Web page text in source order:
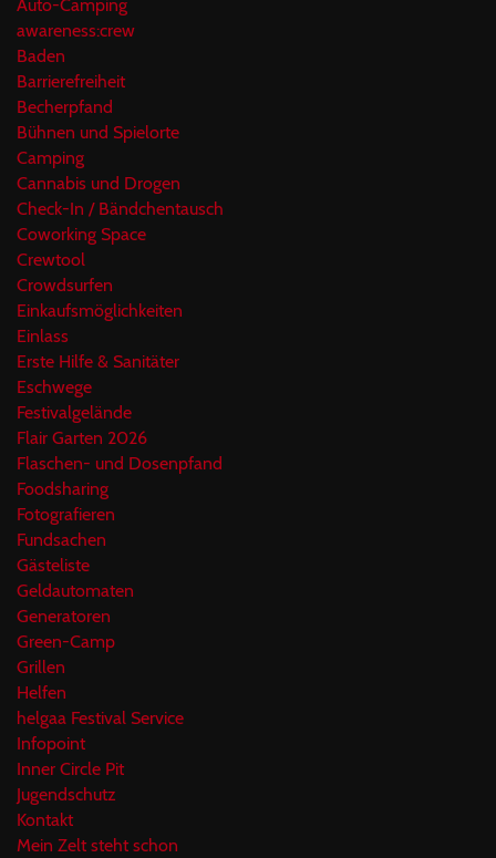
Auto-Camping
awareness:crew
Baden
Barrierefreiheit
Becherpfand
Bühnen und Spielorte
Camping
Cannabis und Drogen
Check-In / Bändchentausch
Coworking Space
Crewtool
Crowdsurfen
Einkaufsmöglichkeiten
Einlass
Erste Hilfe & Sanitäter
Eschwege
Festivalgelände
Flair Garten 2026
Flaschen- und Dosenpfand
Foodsharing
Fotografieren
Fundsachen
Gästeliste
Geldautomaten
Generatoren
Green-Camp
Grillen
Helfen
helgaa Festival Service
Infopoint
Inner Circle Pit
Jugendschutz
Kontakt
Mein Zelt steht schon